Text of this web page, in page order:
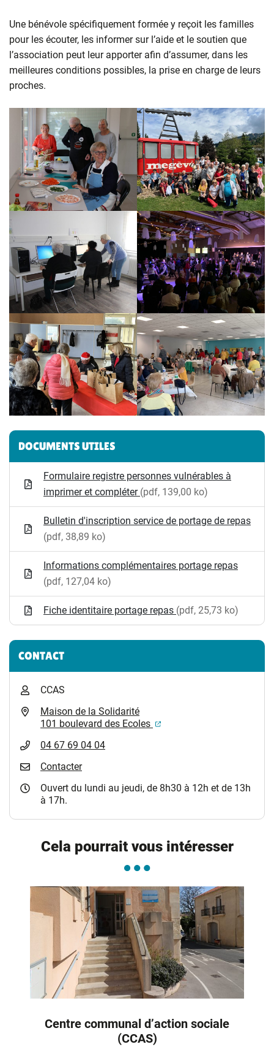
Une bénévole spécifiquement formée y reçoit les familles
pour les écouter, les informer sur l’aide et le soutien que
l’association peut leur apporter afin d’assumer, dans les
meilleures conditions possibles, la prise en charge de leurs
proches.
Informations complémentaires
DOCUMENTS UTILES
Formulaire registre personnes vulnérables à
imprimer et compléter (pdf, 139,00 ko)
Bulletin d'inscription service de portage de repas
(pdf, 38,89 ko)
Informations complémentaires portage repas
(pdf, 127,04 ko)
Fiche identitaire portage repas (pdf, 25,73 ko)
CONTACT
CCAS
Maison de la Solidarité
101 boulevard des Ecoles
(ouverture dans un
04 67 69 04 04
Contacter
Ouvert du lundi au jeudi, de 8h30 à 12h et de 13h
à 17h.
Cela pourrait vous intéresser
Centre communal d’action sociale
(CCAS)